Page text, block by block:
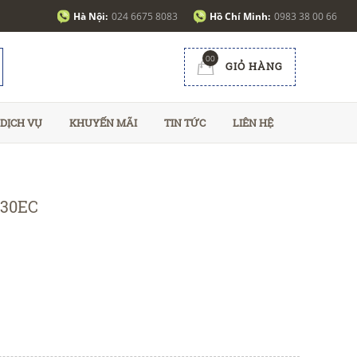
Hà Nội: 024 6675 8083 Hồ Chí Minh: 0983 38 00 66
00
GIỎ HÀNG
DỊCH VỤ KHUYẾN MÃI TIN TỨC LIÊN HỆ